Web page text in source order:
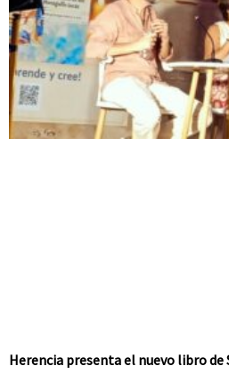
Herencia presenta el nuevo libro